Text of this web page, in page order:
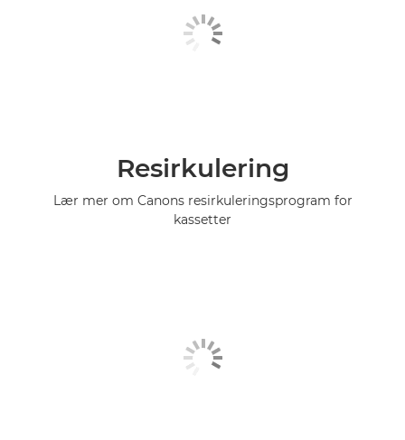
Resirkulering
Lær mer om Canons resirkuleringsprogram for
kassetter